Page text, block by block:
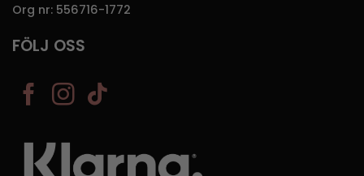
Org nr: 556716-1772
FÖLJ OSS